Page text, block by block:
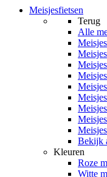
Meisjesfietsen
Terug
Alle
Bekijk
Kleuren
Roze
Witte